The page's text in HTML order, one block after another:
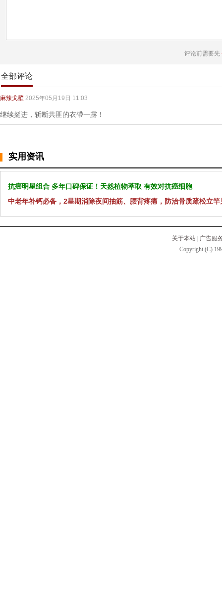
评论前需要先
全部评论
麻辣戈壁 2025年05月19日 11:03
继续挺进，斩断共匪的衣帶一露！
实用资讯
抗癌明星组合 多年口碑保证！天然植物萃取 有效对抗癌细胞
中老年补钙必备，2星期消除夜间抽筋、腰背疼痛，防治骨质疏松立竿
关于本站
广告服
Copyright (C)